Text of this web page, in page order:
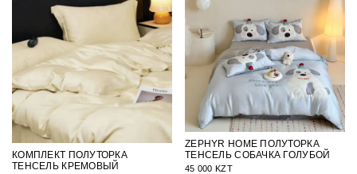
КОМПЛЕКТ ПОЛУТОРКА
ТЕНСЕЛЬ КРЕМОВЫЙ
ZEPHYR HOME ПОЛУТОРКА
ТЕНСЕЛЬ СОБАЧКА ГОЛУБОЙ
45 000 KZT